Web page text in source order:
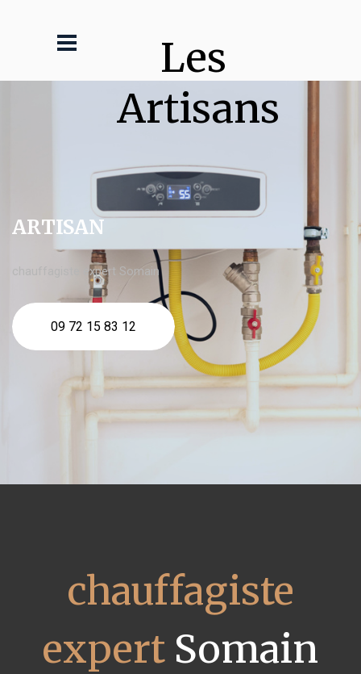
Les
Artisans
ARTISAN
chauffagiste expert Somain
09 72 15 83 12
chauffagiste
expertSomain